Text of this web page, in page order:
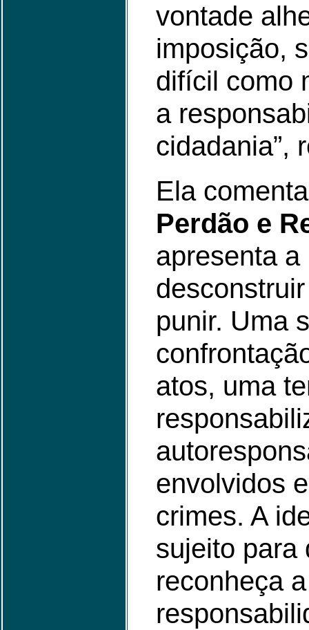
vontade
imposição,
difícil como
a
cidadania”,
Ela
Perdão e
apresenta
punir. Uma
atos, uma
envolvidos
crimes. A
sujeito para
reconheça a